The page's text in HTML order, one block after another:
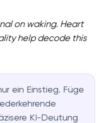
on waking. Heart
help decode this
ein Einstieg. Füge
KI-Deutung